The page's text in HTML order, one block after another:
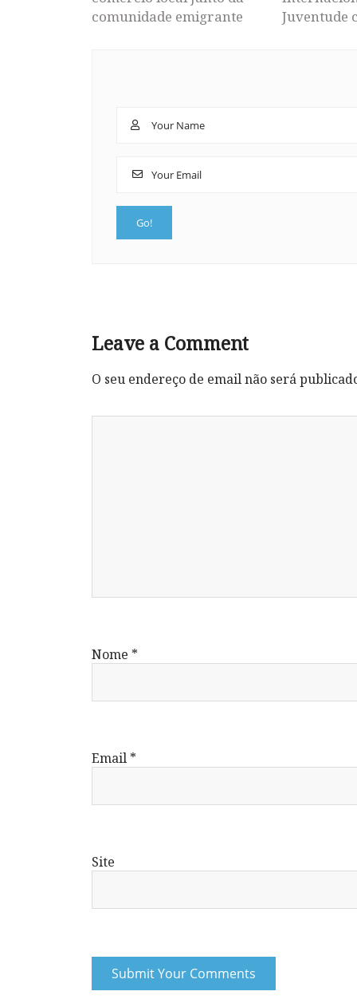
comunidade emigrante
Juventude
Leave a Comment
O seu endereço de email não será
Nome *
Email *
Site